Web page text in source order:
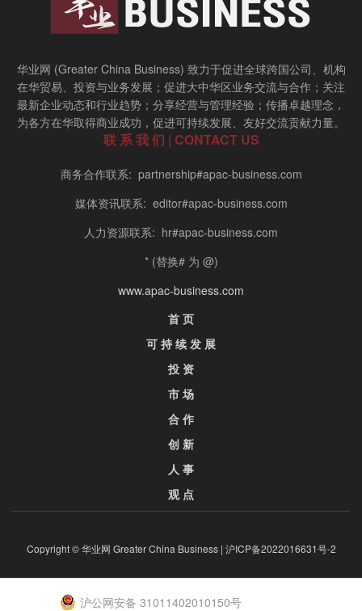
华业网 (Greater China Business) 致力于促进全球跨国公司、机构
在华贸易、投资与业务发展；促进大中华区业务交流与合作；关注
最新企业动态和行业趋势；分享经营与管理经验；传播卓越理念，
为各方在华取得商业成功，促进可持续发展、友好交流贡献力量。
联 系 我 们 | CONTACT US
商务合作联系: partnership#apac-business.com
媒体资讯联系: editor#apac-business.com
人力资源联系: hr#apac-business.com
* (替换# 为 @)
www.apac-business.com
首 页
可 持 续 发 展
投 资
市 场
合 作
创 新
人 事
观 点
Copyright © 华业网 Greater China Business | 沪ICP备2022016631号-2
沪公网安备 31011402010150号